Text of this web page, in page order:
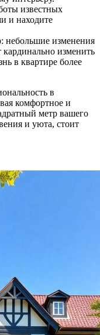
известных
и находите
небольшие изменения
кардинально изменить
в квартире более
в
комфортное и
метр вашего
и уюта, стоит